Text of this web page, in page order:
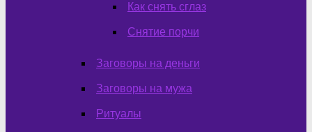
Как снять сглаз
Снятие порчи
Заговоры на деньги
Заговоры на мужа
Ритуалы